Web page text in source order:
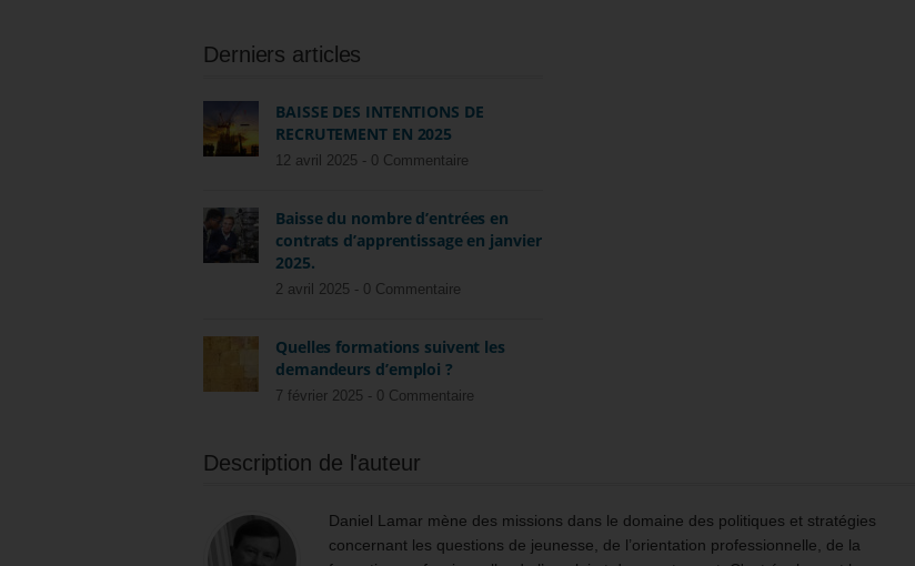
Derniers articles
BAISSE DES INTENTIONS DE
RECRUTEMENT EN 2025
12 avril 2025 - 0 Commentaire
Baisse du nombre d’entrées en
contrats d’apprentissage en janvier
2025.
2 avril 2025 - 0 Commentaire
Quelles formations suivent les
demandeurs d’emploi ?
7 février 2025 - 0 Commentaire
Description de l'auteur
Daniel Lamar mène des missions dans le domaine des politiques et stratégies
concernant les questions de jeunesse, de l’orientation professionnelle, de la